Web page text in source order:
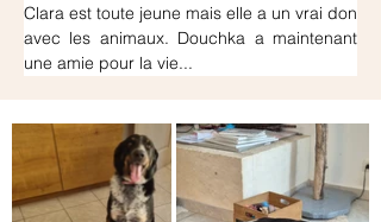
Clara est toute jeune mais elle a un vrai don
avec les animaux. Douchka a maintenant
une amie pour la vie...